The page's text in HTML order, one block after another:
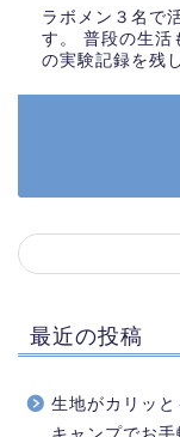
ラボメン３名で
す。 普段の生活
の実験記録を残
最近の投稿
生地がカリッ